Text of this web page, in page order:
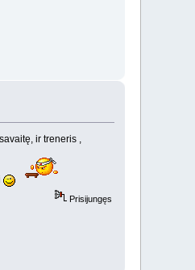
ir treneris ,
Prisijungęs